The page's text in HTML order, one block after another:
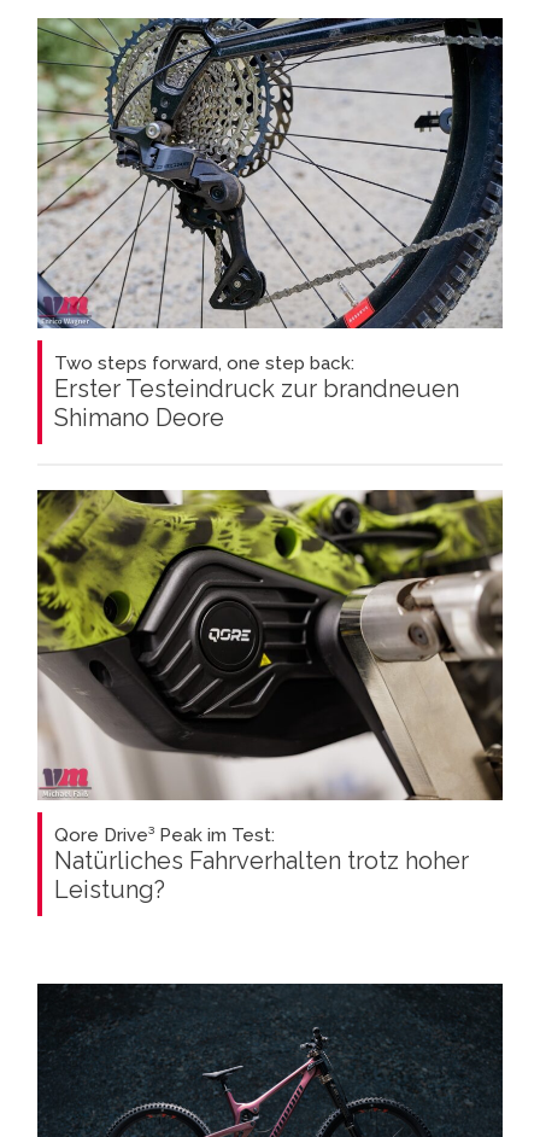
Two steps forward, one step back:
Erster Testeindruck zur brandneuen
Shimano Deore
Qore Drive³ Peak im Test:
Natürliches Fahrverhalten trotz hoher
Leistung?